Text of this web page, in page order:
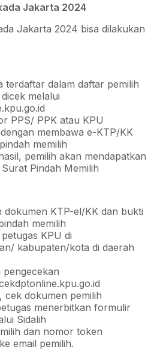
Jakarta 2024
Jakarta 2024 bisa dilakukan
terdaftar dalam daftar pemilih
melalui
PPS/ PPK atau KPU
membawa e-KTP/KK
memilih
pemilih akan mendapatkan
Pindah Memilih
dokumen KTP-el/KK dan bukti
memilih
KPU di
kabupaten/kota di daerah
pengecekan
cek dokumen pemilih
menerbitkan formulir
Sidalih
dan nomor token
email pemilih.